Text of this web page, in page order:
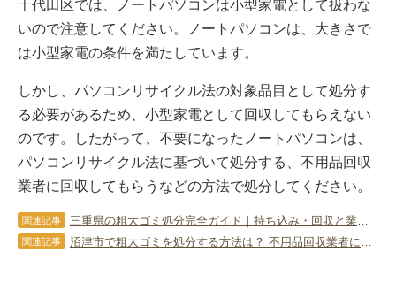
千代田区では、ノートパソコンは小型家電として扱わな
いので注意してください。ノートパソコンは、大きさで
は小型家電の条件を満たしています。
しかし、パソコンリサイクル法の対象品目として処分す
る必要があるため、小型家電として回収してもらえない
のです。したがって、不要になったノートパソコンは、
パソコンリサイクル法に基づいて処分する、不用品回収
業者に回収してもらうなどの方法で処分してください。
関連記事 三重県の粗大ゴミ処分完全ガイド｜持ち込み・回収と業者の活用法
関連記事 沼津市で粗大ゴミを処分する方法は？ 不用品回収業者に依頼する際の注意点